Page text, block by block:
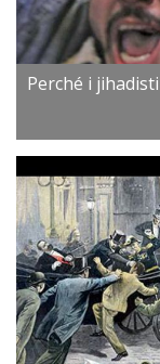
Perché i